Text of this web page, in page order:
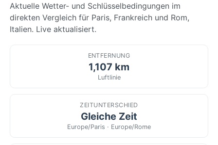
Aktuelle Wetter- und Schlüsselbedingungen im
direkten Vergleich für Paris, Frankreich und Rom,
Italien. Live aktualisiert.
ENTFERNUNG
1,107 km
Luftlinie
ZEITUNTERSCHIED
Gleiche Zeit
Europe/Paris · Europe/Rome